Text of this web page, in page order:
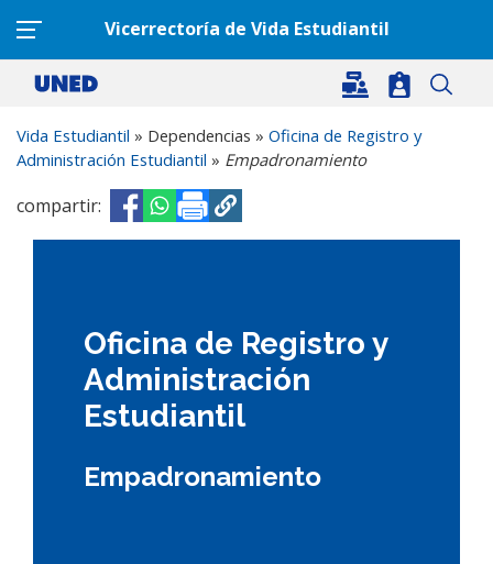
Vicerrectoría de Vida Estudiantil
Vida Estudiantil » Dependencias » Oficina de Registro y
Administración Estudiantil » Empadronamiento
compartir: Opens in a new window
Opens in a new window
Oficina de Registro y
Administración
Estudiantil
Empadronamiento